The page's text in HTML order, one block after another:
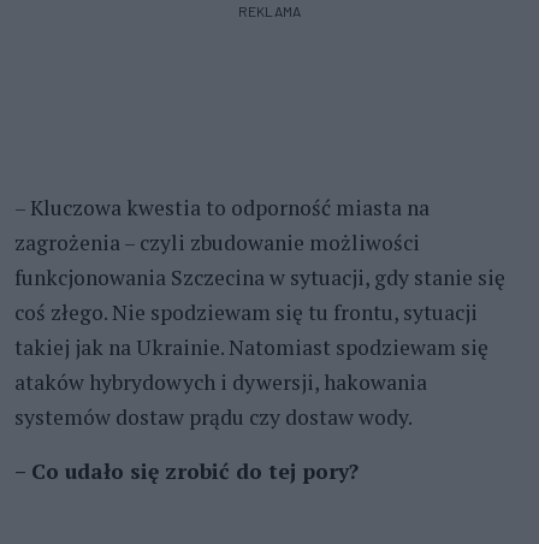
REKLAMA
– Kluczowa kwestia to odporność miasta na
zagrożenia – czyli zbudowanie możliwości
funkcjonowania Szczecina w sytuacji, gdy stanie się
coś złego. Nie spodziewam się tu frontu, sytuacji
takiej jak na Ukrainie. Natomiast spodziewam się
ataków hybrydowych i dywersji, hakowania
systemów dostaw prądu czy dostaw wody.
– Co udało się zrobić do tej pory?